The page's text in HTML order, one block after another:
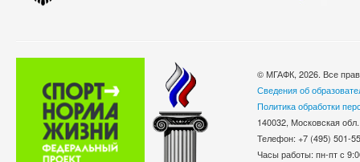
© МГАФК, 2026. Все
Сведения об
Политика обработки
140032, Московская
Телефон: +7 (495)
Часы работы: пн-пт с